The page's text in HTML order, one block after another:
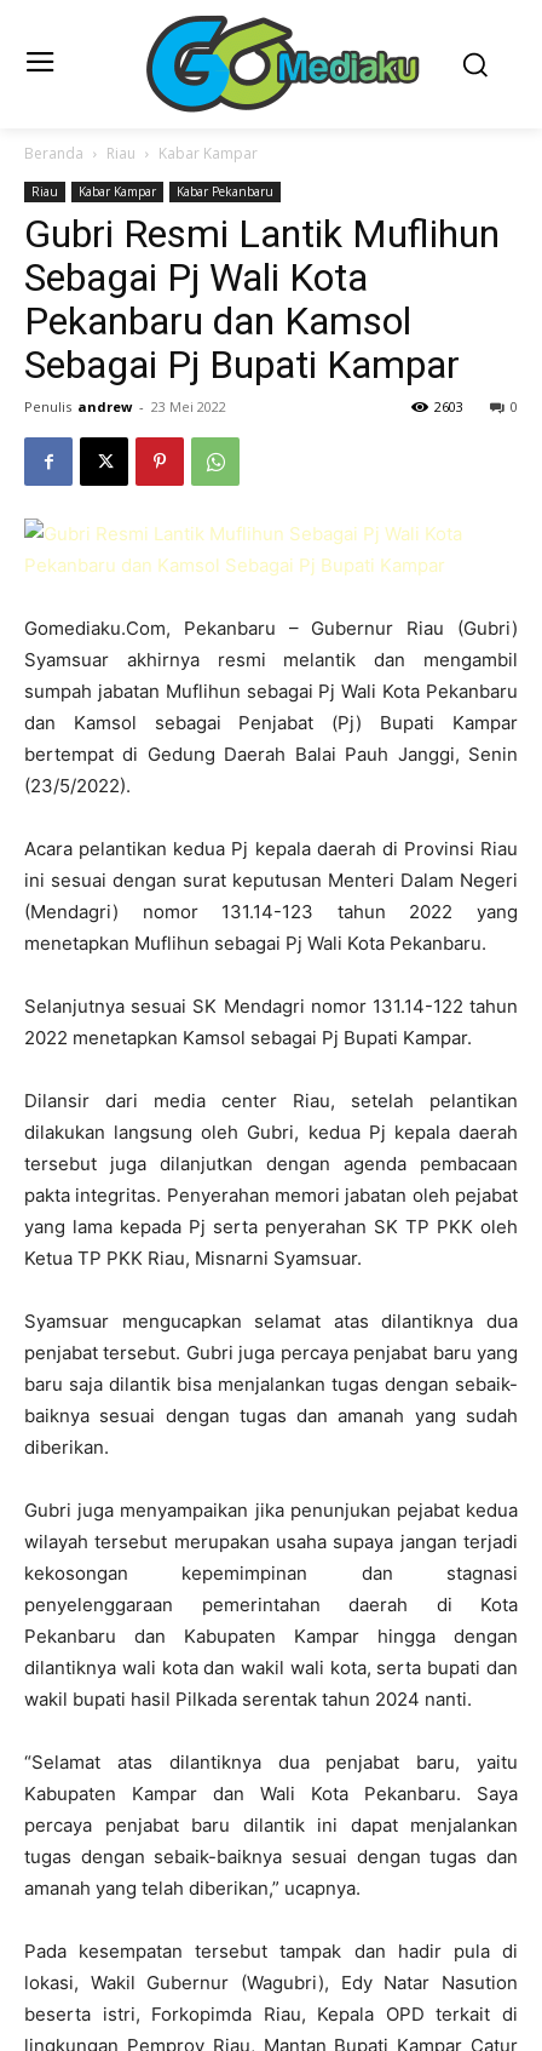
Beranda Riau Kabar Kampar
Riau Kabar Kampar Kabar Pekanbaru
Gubri Resmi Lantik Muflihun
Sebagai Pj Wali Kota
Pekanbaru dan Kamsol
Sebagai Pj Bupati Kampar
Penulis andrew - 23 Mei 2022 0
2603
Gomediaku.Com, Pekanbaru – Gubernur Riau (Gubri)
Syamsuar akhirnya resmi melantik dan mengambil
sumpah jabatan Muflihun sebagai Pj Wali Kota Pekanbaru
dan Kamsol sebagai Penjabat (Pj) Bupati Kampar
bertempat di Gedung Daerah Balai Pauh Janggi, Senin
(23/5/2022).
Acara pelantikan kedua Pj kepala daerah di Provinsi Riau
ini sesuai dengan surat keputusan Menteri Dalam Negeri
(Mendagri) nomor 131.14-123 tahun 2022 yang
menetapkan Muflihun sebagai Pj Wali Kota Pekanbaru.
Selanjutnya sesuai SK Mendagri nomor 131.14-122 tahun
2022 menetapkan Kamsol sebagai Pj Bupati Kampar.
Dilansir dari media center Riau, setelah pelantikan
dilakukan langsung oleh Gubri, kedua Pj kepala daerah
tersebut juga dilanjutkan dengan agenda pembacaan
pakta integritas. Penyerahan memori jabatan oleh pejabat
yang lama kepada Pj serta penyerahan SK TP PKK oleh
Ketua TP PKK Riau, Misnarni Syamsuar.
Syamsuar mengucapkan selamat atas dilantiknya dua
penjabat tersebut. Gubri juga percaya penjabat baru yang
baru saja dilantik bisa menjalankan tugas dengan sebaik-
baiknya sesuai dengan tugas dan amanah yang sudah
diberikan.
Gubri juga menyampaikan jika penunjukan pejabat kedua
wilayah tersebut merupakan usaha supaya jangan terjadi
kekosongan kepemimpinan dan stagnasi
penyelenggaraan pemerintahan daerah di Kota
Pekanbaru dan Kabupaten Kampar hingga dengan
dilantiknya wali kota dan wakil wali kota, serta bupati dan
wakil bupati hasil Pilkada serentak tahun 2024 nanti.
“Selamat atas dilantiknya dua penjabat baru, yaitu
Kabupaten Kampar dan Wali Kota Pekanbaru. Saya
percaya penjabat baru dilantik ini dapat menjalankan
tugas dengan sebaik-baiknya sesuai dengan tugas dan
amanah yang telah diberikan,” ucapnya.
Pada kesempatan tersebut tampak dan hadir pula di
lokasi, Wakil Gubernur (Wagubri), Edy Natar Nasution
beserta istri, Forkopimda Riau, Kepala OPD terkait di
lingkungan Pemprov Riau, Mantan Bupati Kampar Catur